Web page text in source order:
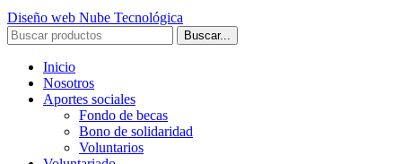
Diseño web Nube Tecnológica
Buscar...
Inicio
Nosotros
Aportes sociales
Fondo de becas
Bono de solidaridad
Voluntarios